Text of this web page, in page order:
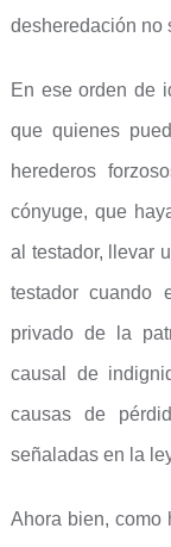
desheredación no
En ese orden de
que quienes
herederos
cónyuge, que
al testador, llevar
testador cuando
privado de la
causal de
causas de
señaladas en la
Ahora bien, como